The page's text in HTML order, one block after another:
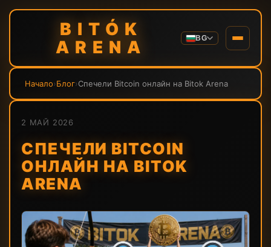
BITÓK
ARENA
BG
Начало›Блог›Спечели Bitcoin онлайн на Bitok Arena
2 МАЙ 2026
СПЕЧЕЛИ BITCOIN
ОНЛАЙН НА BITOK
ARENA